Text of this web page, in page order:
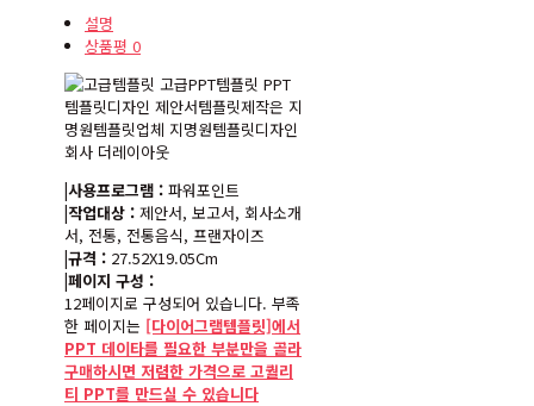
설명
상품평 0
|사용프로그램 : 파워포인트
|작업대상 : 제안서, 보고서, 회사소개
서, 전통, 전통음식, 프랜자이즈
|규격 : 27.52X19.05Cm
|페이지 구성 :
12페이지로 구성되어 있습니다. 부족
한 페이지는 [다이어그램템플릿]에서
PPT 데이타를 필요한 부분만을 골라
구매하시면 저렴한 가격으로 고퀄리
티 PPT를 만드실 수 있습니다